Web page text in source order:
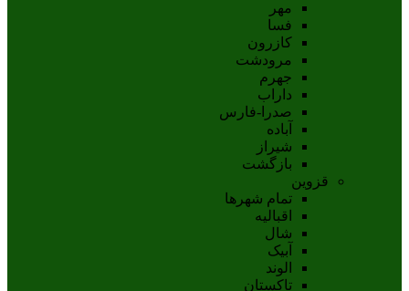
مهر
فسا
کازرون
مرودشت
جهرم
داراب
صدرا-فارس
آباده
شيراز
بازگشت
قزوین
تمام شهر‌ها
اقبالیه
شال
آبيک
الوند
تاکستان